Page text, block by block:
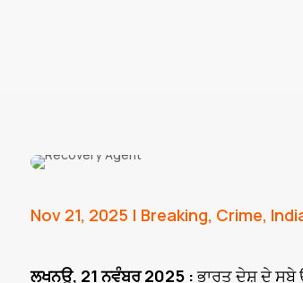
Nov 21, 2025 | Breaking, Crime,
ਲਖਨਊ, 21 ਨਵੰਬਰ 2025 :ਭਾਰਤ ਦੇਸ਼ ਦੇ ਸੂਬੇ